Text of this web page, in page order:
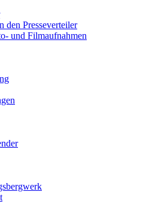
den Presseverteiler
und Filmaufnahmen